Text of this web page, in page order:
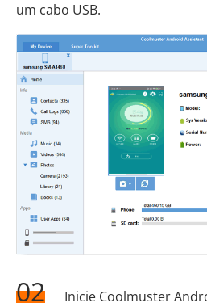
um cabo USB.
02 Inicie Coolmuster